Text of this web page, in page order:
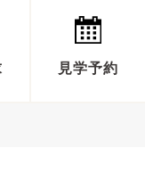
見学予約